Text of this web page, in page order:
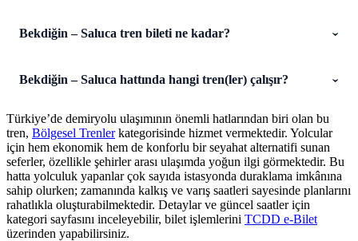
Bekdiğin – Saluca tren bileti ne kadar?
Bekdiğin – Saluca hattında hangi tren(ler) çalışır?
Türkiye’de demiryolu ulaşımının önemli hatlarından biri olan bu
tren, Bölgesel Trenlerkategorisinde hizmet vermektedir. Yolcular
için hem ekonomik hem de konforlu bir seyahat alternatifi sunan
seferler, özellikle şehirler arası ulaşımda yoğun ilgi görmektedir. Bu
hatta yolculuk yapanlar çok sayıda istasyonda duraklama imkânına
sahip olurken; zamanında kalkış ve varış saatleri sayesinde planlarını
rahatlıkla oluşturabilmektedir. Detaylar ve güncel saatler için
kategori sayfasını inceleyebilir, bilet işlemlerini TCDD e-Bilet
üzerinden yapabilirsiniz.